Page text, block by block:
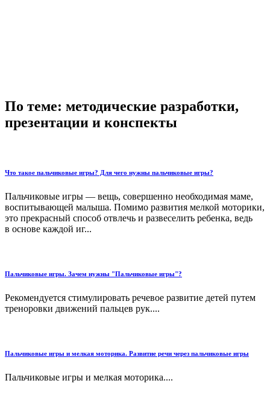
По теме: методические разработки,
презентации и конспекты
Что такое пальчиковые игры? Для чего нужны пальчиковые игры?
Пальчиковые игры — вещь, совершенно необходимая маме,
воспитывающей малыша. Помимо развития мелкой моторики,
это прекрасный способ отвлечь и развеселить ребенка, ведь
в основе каждой иг...
Пальчиковые игры. Зачем нужны "Пальчиковые игры"?
Рекомендуется стимулировать речевое развитие детей путем
треноровки движений пальцев рук....
Пальчиковые игры и мелкая моторика. Развитие речи через пальчиковые игры
Пальчиковые игры и мелкая моторика....